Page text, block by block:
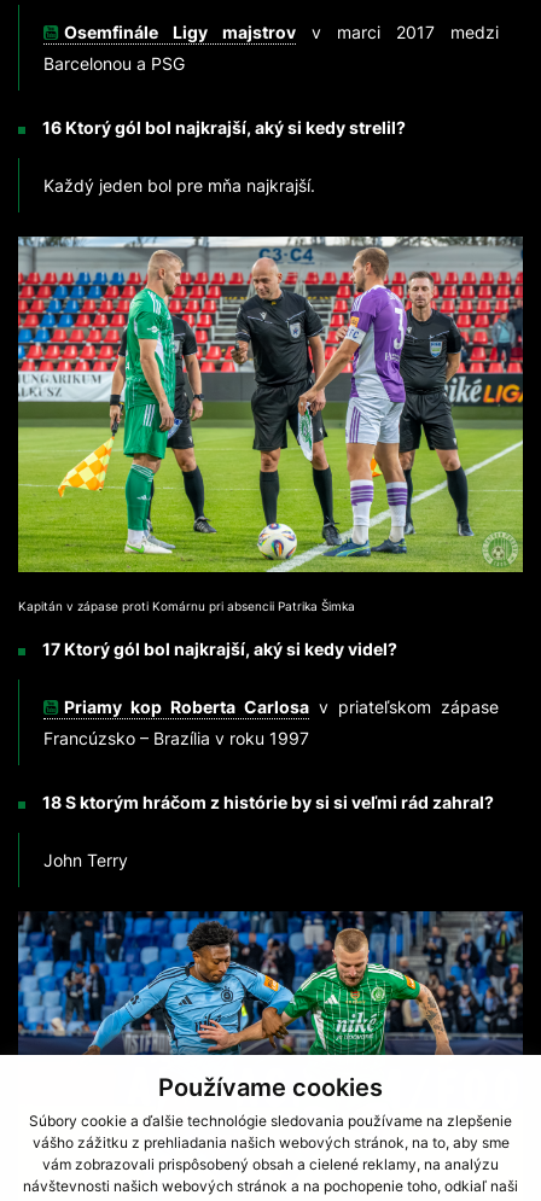
Používame cookies
Súbory cookie a ďalšie technológie sledovania používame na zlepšenie
vášho zážitku z prehliadania našich webových stránok, na to, aby sme
vám zobrazovali prispôsobený obsah a cielené reklamy, na analýzu
návštevnosti našich webových stránok a na pochopenie toho, odkiaľ naši
Osemfinále Ligy majstrov v marci 2017 medzi
Barcelonou a PSG
16 Ktorý gól bol najkrajší, aký si kedy strelil?
Každý jeden bol pre mňa najkrajší.
Kapitán v zápase proti Komárnu pri absencii Patrika Šimka
17 Ktorý gól bol najkrajší, aký si kedy videl?
Priamy kop Roberta Carlosa v priateľskom zápase
Francúzsko – Brazília v roku 1997
18 S ktorým hráčom z histórie by si si veľmi rád zahral?
John Terry